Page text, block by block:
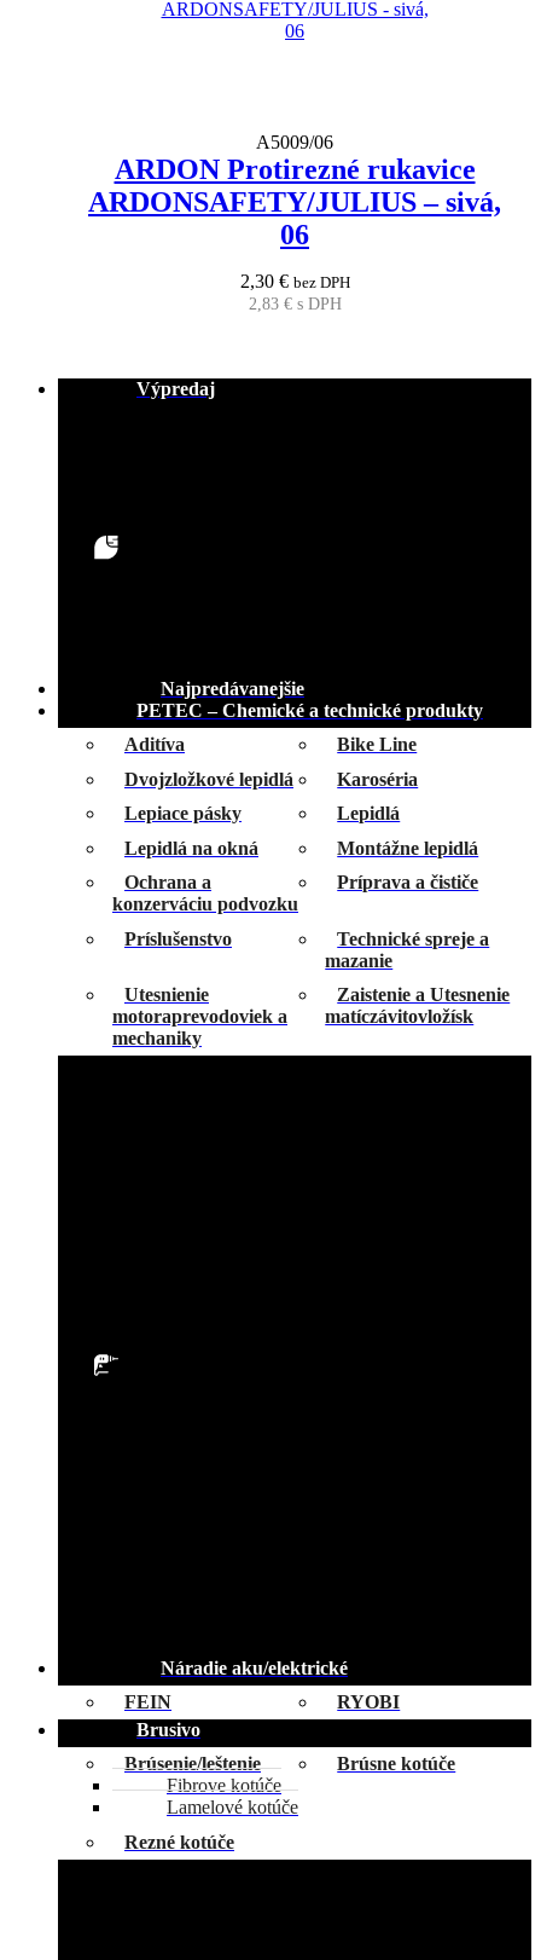
A5009/06
ARDON Protirezné rukavice
ARDONSAFETY/JULIUS – sivá,
06
2,30 € bez DPH
2,83 €s DPH
Výpredaj
Najpredávanejšie
PETEC – Chemické a technické produkty
Aditíva
Bike Line
Dvojzložkové lepidlá
Karoséria
Lepiace pásky
Lepidlá
Lepidlá na okná
Montážne lepidlá
Ochrana a
konzerváciu podvozku
Príprava a čističe
Príslušenstvo
Technické spreje a
mazanie
Utesnienie
motoraprevodoviek a
mechaniky
Zaistenie a Utesnenie
matíczávitovložísk
Náradie aku/elektrické
FEIN
RYOBI
Brusivo
Brúsenie/leštenie
Fibrove kotúče
Lamelové kotúče
Brúsne kotúče
Rezné kotúče